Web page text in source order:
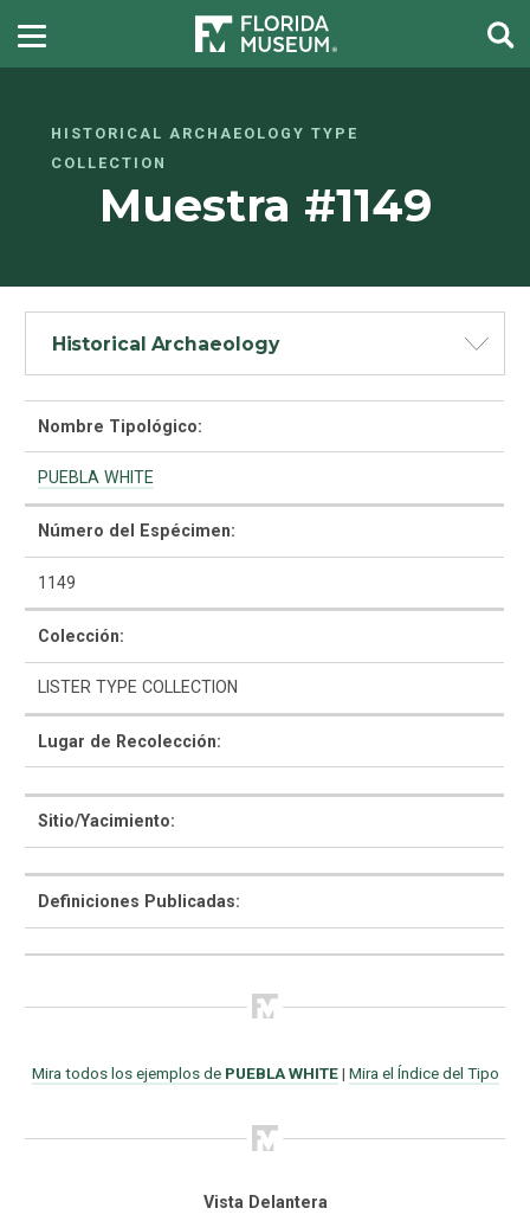
HISTORICAL ARCHAEOLOGY TYPE
COLLECTION
Muestra #1149
Historical Archaeology
Como Utilizar
Lista Tipológica
Navegar y Buscar
Glosario
Nombre Tipológico:
PUEBLA WHITE
Número del Espécimen:
1149
Colección:
LISTER TYPE COLLECTION
Lugar de Recolección:
Sitio/Yacimiento:
Definiciones Publicadas:
Mira todos los ejemplos de PUEBLA WHITE| Mira el Índice del Tipo
Vista Delantera